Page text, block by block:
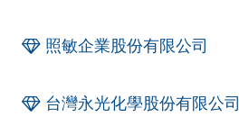
照敏企業股份有限公司
台灣永光化學股份有限公司